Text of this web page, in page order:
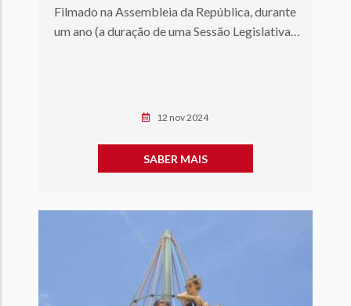
Filmado na Assembleia da República, durante
um ano (a duração de uma Sessão Legislativa),
12 nov 2024
SABER MAIS